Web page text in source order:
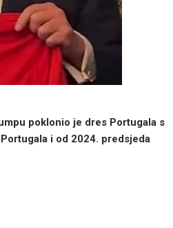
poklonio je dres Portugala s
i od 2024. predsjeda